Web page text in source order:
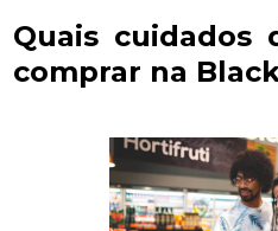
Quais cuidados
comprar na